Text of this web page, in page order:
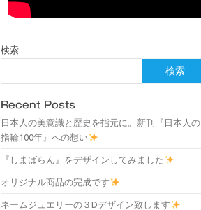
検索
検索
Recent Posts
日本人の美意識と歴史を指元に。新刊『日本人の
指輪100年』への想い
『しまばらん』をデザインしてみました
オリジナル商品の完成です
ネームジュエリーの３Dデザイン致します